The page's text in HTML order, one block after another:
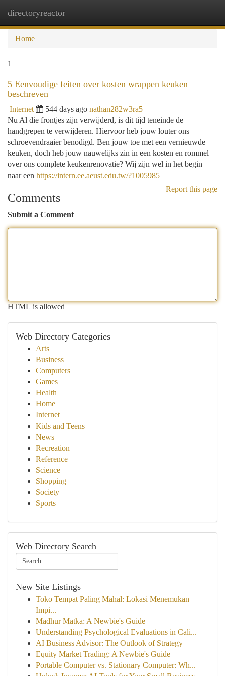
directoryreactor
Home
1
5 Eenvoudige feiten over kosten wrappen keuken
beschreven
Internet 544 days ago nathan282w3ra5
Nu Al die frontjes zijn verwijderd, is dit tijd teneinde de
handgrepen te verwijderen. Hiervoor heb jouw louter ons
schroevendraaier benodigd. Ben jouw toe met een vernieuwde
keuken, doch heb jouw nauwelijks zin in een kosten en rommel
over ons complete keukenrenovatie? Wij zijn wel in het begin
naar een https://intern.ee.aeust.edu.tw/?1005985
Report this page
Comments
Submit a Comment
HTML is allowed
Web Directory Categories
Arts
Business
Computers
Games
Health
Home
Internet
Kids and Teens
News
Recreation
Reference
Science
Shopping
Society
Sports
Web Directory Search
New Site Listings
Toko Tempat Paling Mahal: Lokasi Menemukan
Impi...
Madhur Matka: A Newbie's Guide
Understanding Psychological Evaluations in Cali...
AI Business Advisor: The Outlook of Strategy
Equity Market Trading: A Newbie's Guide
Portable Computer vs. Stationary Computer: Wh...